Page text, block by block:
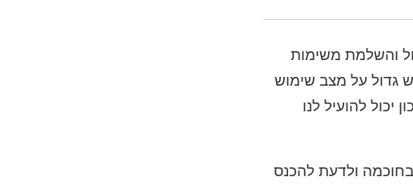
והשלמת משימות
גדול על מצב שימוש
להועיל לנו
ולדעת להכנס